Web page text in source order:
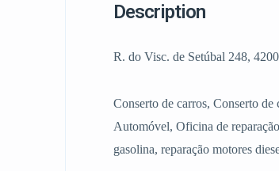
Description
R. do Visc. de Setúbal 248,
Conserto de carros, Conserto
Automóvel, Oficina de
gasolina, reparação motores